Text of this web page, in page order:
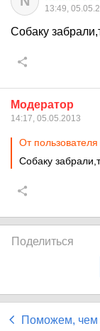
13:49,
Собаку
Модератор
14:17, 05.05.2013
От пользователя
Собаку
Поделиться
Поможем,